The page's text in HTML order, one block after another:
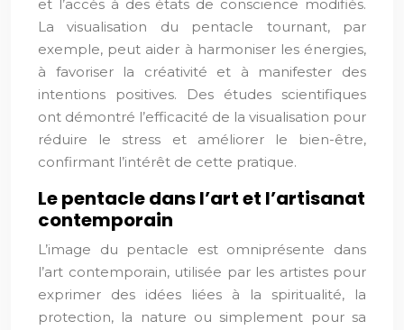
et l’accès à des états de conscience modifiés.
La visualisation du pentacle tournant, par
exemple, peut aider à harmoniser les énergies,
à favoriser la créativité et à manifester des
intentions positives. Des études scientifiques
ont démontré l’efficacité de la visualisation pour
réduire le stress et améliorer le bien-être,
confirmant l’intérêt de cette pratique.
Le pentacle dans l’art et l’artisanat
contemporain
L’image du pentacle est omniprésente dans
l’art contemporain, utilisée par les artistes pour
exprimer des idées liées à la spiritualité, la
protection, la nature ou simplement pour sa